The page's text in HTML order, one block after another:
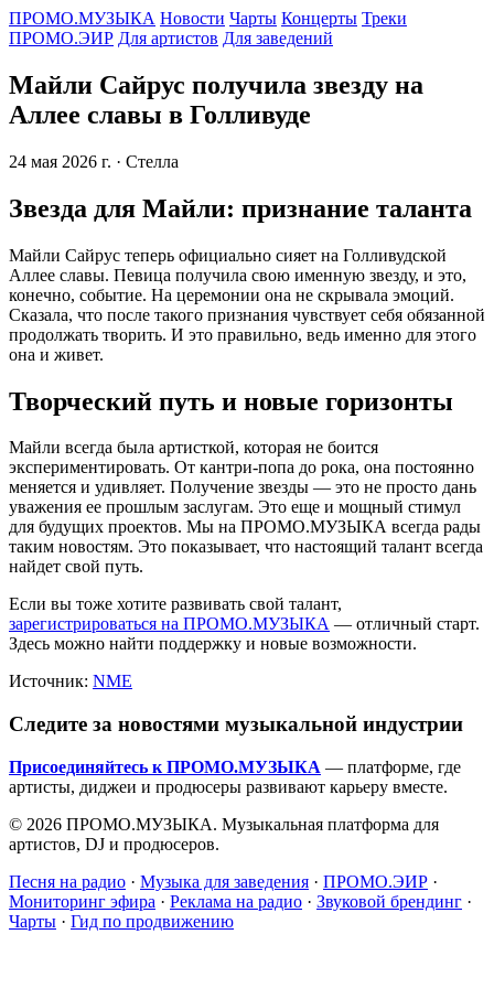
ПРОМО.МУЗЫКА Новости Чарты Концерты Треки
ПРОМО.ЭИР Для артистов Для заведений
Майли Сайрус получила звезду на
Аллее славы в Голливуде
24 мая 2026 г. · Стелла
Звезда для Майли: признание таланта
Майли Сайрус теперь официально сияет на Голливудской
Аллее славы. Певица получила свою именную звезду, и это,
конечно, событие. На церемонии она не скрывала эмоций.
Сказала, что после такого признания чувствует себя обязанной
продолжать творить. И это правильно, ведь именно для этого
она и живет.
Творческий путь и новые горизонты
Майли всегда была артисткой, которая не боится
экспериментировать. От кантри-попа до рока, она постоянно
меняется и удивляет. Получение звезды — это не просто дань
уважения ее прошлым заслугам. Это еще и мощный стимул
для будущих проектов. Мы на ПРОМО.МУЗЫКА всегда рады
таким новостям. Это показывает, что настоящий талант всегда
найдет свой путь.
Если вы тоже хотите развивать свой талант,
зарегистрироваться на ПРОМО.МУЗЫКА — отличный старт.
Здесь можно найти поддержку и новые возможности.
Источник: NME
Следите за новостями музыкальной индустрии
Присоединяйтесь к ПРОМО.МУЗЫКА — платформе, где
артисты, диджеи и продюсеры развивают карьеру вместе.
© 2026 ПРОМО.МУЗЫКА. Музыкальная платформа для
артистов, DJ и продюсеров.
Песня на радио · Музыка для заведения · ПРОМО.ЭИР ·
Мониторинг эфира · Реклама на радио · Звуковой брендинг ·
Чарты · Гид по продвижению